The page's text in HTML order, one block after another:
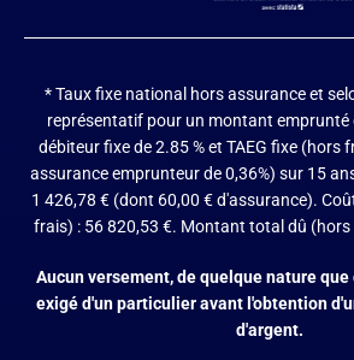
* Taux fixe national hors assurance et
représentatif pour un montant emprunté
débiteur fixe de 2.85 % et TAEG fixe (hors
assurance emprunteur de 0,36%) sur 15
1 426,78 € (dont 60,00 € d'assurance).
frais) : 56 820,53 €. Montant total dû (hors
Aucun versement, de quelque nature
exigé d'un particulier avant l'obtention
d'argent.